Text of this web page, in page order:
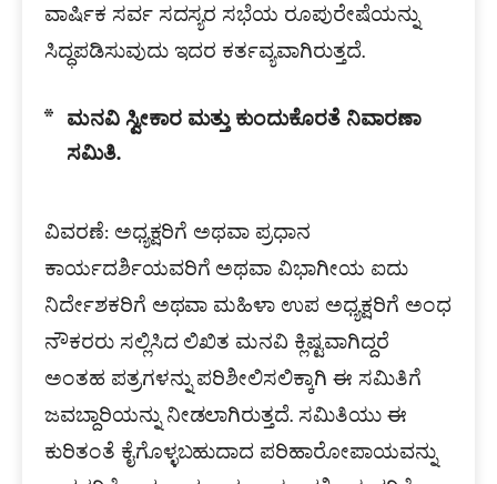
ವಾರ್ಷಿಕ ಸರ್ವ ಸದಸ್ಯರ ಸಭೆಯ ರೂಪುರೇಷೆಯನ್ನು
ಸಿದ್ಧಪಡಿಸುವುದು ಇದರ ಕರ್ತವ್ಯವಾಗಿರುತ್ತದೆ.
ಮನವಿ ಸ್ವೀಕಾರ ಮತ್ತು ಕುಂದುಕೊರತೆ ನಿವಾರಣಾ
ಸಮಿತಿ.
ವಿವರಣೆ: ಅಧ್ಯಕ್ಷರಿಗೆ ಅಥವಾ ಪ್ರಧಾನ
ಕಾರ್ಯದರ್ಶಿಯವರಿಗೆ ಅಥವಾ ವಿಭಾಗೀಯ ಐದು
ನಿರ್ದೇಶಕರಿಗೆ ಅಥವಾ ಮಹಿಳಾ ಉಪ ಅಧ್ಯಕ್ಷರಿಗೆ ಅಂಧ
ನೌಕರರು ಸಲ್ಲಿಸಿದ ಲಿಖಿತ ಮನವಿ ಕ್ಲಿಷ್ಟವಾಗಿದ್ದರೆ
ಅಂತಹ ಪತ್ರಗಳನ್ನು ಪರಿಶೀಲಿಸಲಿಕ್ಕಾಗಿ ಈ ಸಮಿತಿಗೆ
ಜವಬ್ದಾರಿಯನ್ನು ನೀಡಲಾಗಿರುತ್ತದೆ. ಸಮಿತಿಯು ಈ
ಕುರಿತಂತೆ ಕೈಗೊಳ್ಳಬಹುದಾದ ಪರಿಹಾರೋಪಾಯವನ್ನು